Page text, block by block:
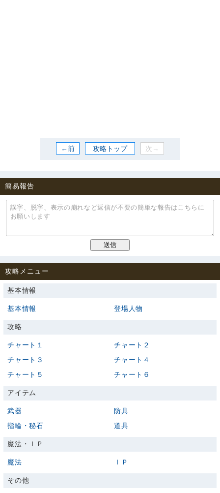
←前 攻略トップ 次→
簡易報告
攻略メニュー
基本情報
基本情報 登場人物
攻略
チャート１
チャート２
チャート３
チャート４
チャート５
チャート６
アイテム
武器
防具
指輪・秘石
道具
魔法・ＩＰ
魔法 ＩＰ
その他